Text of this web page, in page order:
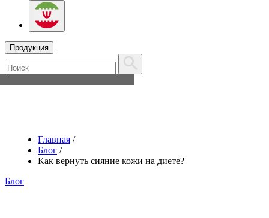
Продукция
Главная /
Блог /
Как вернуть сияние кожи на диете?
Блог